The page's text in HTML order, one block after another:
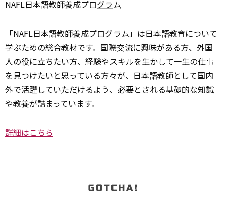
NAFL日本語教師養成プログラム
「NAFL日本語教師養成プログラム」は日本語教育について
学ぶための総合教材です。国際交流に興味がある方、外国
人の役に立ちたい方、経験やスキルを生かして一生の仕事
を見つけたいと思っている方々が、日本語教師として国内
外で活躍していただけるよう、必要とされる基礎的な知識
や教養が詰まっています。
詳細はこちら